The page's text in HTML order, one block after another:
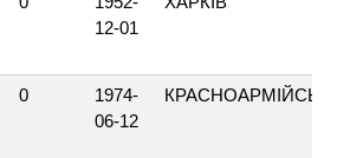
12-01
0
1974-
06-12
КРАСНОАРМІЙСЬК